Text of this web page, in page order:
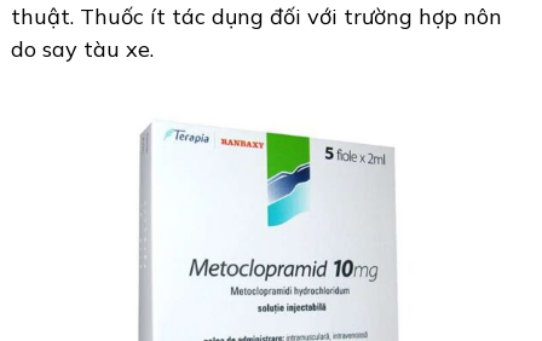
thuật. Thuốc ít tác dụng đối với trường hợp nôn
do say tàu xe.